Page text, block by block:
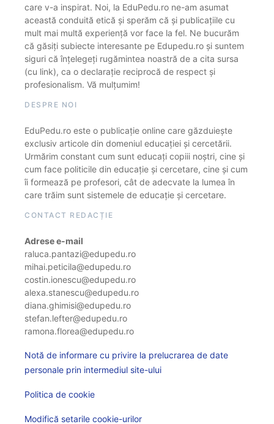
care v-a inspirat. Noi, la EduPedu.ro ne-am asumat
această conduită etică și sperăm că și publicațiile cu
mult mai multă experiență vor face la fel. Ne bucurăm
că găsiți subiecte interesante pe Edupedu.ro și suntem
siguri că înțelegeți rugămintea noastră de a cita sursa
(cu link), ca o declarație reciprocă de respect și
profesionalism. Vă mulțumim!
DESPRE NOI
EduPedu.ro este o publicație online care găzduiește
exclusiv articole din domeniul educației și cercetării.
Urmărim constant cum sunt educați copiii noștri, cine și
cum face politicile din educație și cercetare, cine și cum
îi formează pe profesori, cât de adecvate la lumea în
care trăim sunt sistemele de educație și cercetare.
CONTACT REDACȚIE
Adrese e-mail
raluca.pantazi@edupedu.ro
mihai.peticila@edupedu.ro
costin.ionescu@edupedu.ro
alexa.stanescu@edupedu.ro
diana.ghimisi@edupedu.ro
stefan.lefter@edupedu.ro
ramona.florea@edupedu.ro
Notă de informare cu privire la prelucrarea de date
personale prin intermediul site-ului
Politica de cookie
Modifică setarile cookie-urilor